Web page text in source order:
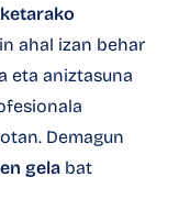
ahal izan behar
eta aniztasuna
Demagun
gela bat